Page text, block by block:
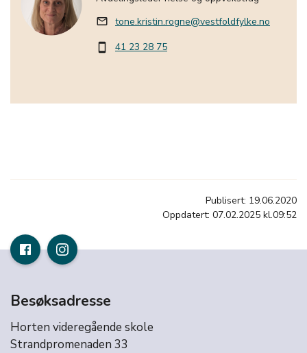
mail_outline tone.kristin.rogne@vestfoldfylke.no
smartphone 41 23 28 75
Publisert: 19.06.2020
Oppdatert: 07.02.2025 kl.09:52
Besøksadresse
Horten videregående skole
Strandpromenaden 33